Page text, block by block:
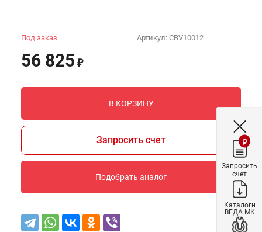
Артикул: CBV10012
Под заказ
56 825 ₽
В КОРЗИНУ
Запросить счет
Подобрать аналог
₽
Запросить
счет
Каталоги
ВЕДА МК